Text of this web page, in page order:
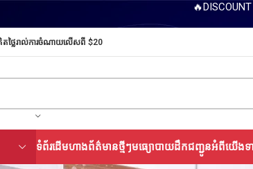
ថ្លៃរាល់ការចំណាយលើសពី $20
ទំព័រដើមហាងព័ត៌មានថ្មីៗមធ្យោបាយដឹកជញ្ជូនអំពីយើង